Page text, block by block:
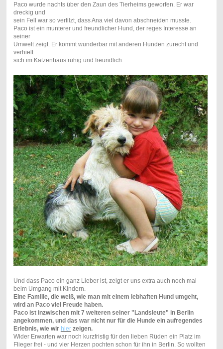
Paco wurde nachts über den Zaun des Tierheims geworfen. Er war
dreckig und
sein Fell war so verfilzt, dass Ana viel davon abschneiden musste.
Paco ist ein munterer und freundlicher Hund, der reges Interesse an
seiner
Umwelt zeigt. Er kommt wunderbar mit anderen Hunden zurecht und
verhielt
sich im Katzenhaus ruhig und freundlich.
Und dass Paco ein ganz Lieber ist, zeigt er uns extra auch noch mal
beim Umgang mit Kindern.
Eine Familie, die weiß, wie man mit einem lebhaften Hund umgeht,
wird an Paco viel Freude haben.
Paco ist inzwischen mit 7 weiteren seiner "Landsleute" in Berlin
angekommen, und das war nicht nur für die Hunde ein aufregendes
Erlebnis, wie wir hierzeigen.
Wider Erwarten war noch kurzfristig für den lieben Rüden ein Platz im
Flieger frei - und vier Herzen pochten schon für ihn in Berlin. So wollten